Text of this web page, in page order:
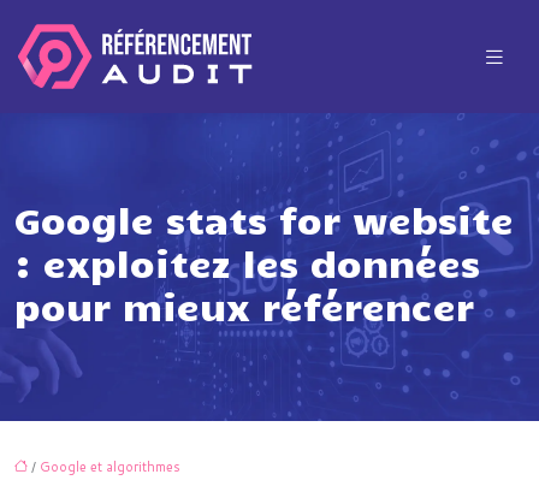
Google stats for website
: exploitez les données
pour mieux référencer
/ Google et algorithmes